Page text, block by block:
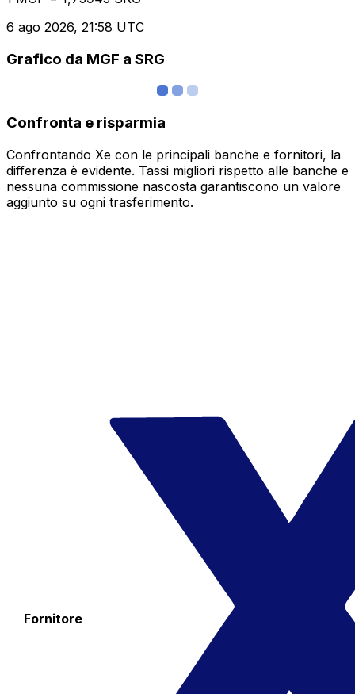
6 ago 2026, 21:58 UTC
Grafico da MGF a SRG
Confronta e risparmia
Confrontando Xe con le principali banche e fornitori, la
differenza è evidente. Tassi migliori rispetto alle banche e
nessuna commissione nascosta garantiscono un valore
aggiunto su ogni trasferimento.
Fornitore